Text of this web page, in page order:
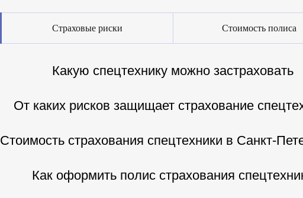
Страховые риски Стоимость полиса
Какую спецтехнику можно застраховать
От каких рисков защищает страхование
Стоимость страхования спецтехники в Санкт-
Как оформить полис страхования